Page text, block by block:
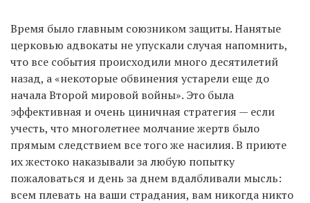
Время было главным союзником защиты. Нанятые
церковью адвокаты не упускали случая напомнить,
что все события происходили много десятилетий
назад, а «некоторые обвинения устарели еще до
начала Второй мировой войны». Это была
эффективная и очень циничная стратегия — если
учесть, что многолетнее молчание жертв было
прямым следствием все того же насилия. В приюте
их жестоко наказывали за любую попытку
пожаловаться и день за днем вдалбливали мысль:
всем плевать на ваши страдания, вам никогда никто